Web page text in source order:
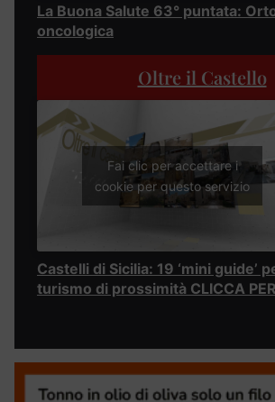
La Buona Salute 63° puntata:
oncologica
Oltre il Castello
Fai clic per accettare i
cookie per questo servizio
Castelli di Sicilia: 19 ‘mini guide’
turismo di prossimità CLICCA